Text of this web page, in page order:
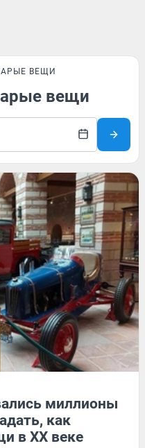
ВЕЩИ
вещи
миллионы
как
в XX веке